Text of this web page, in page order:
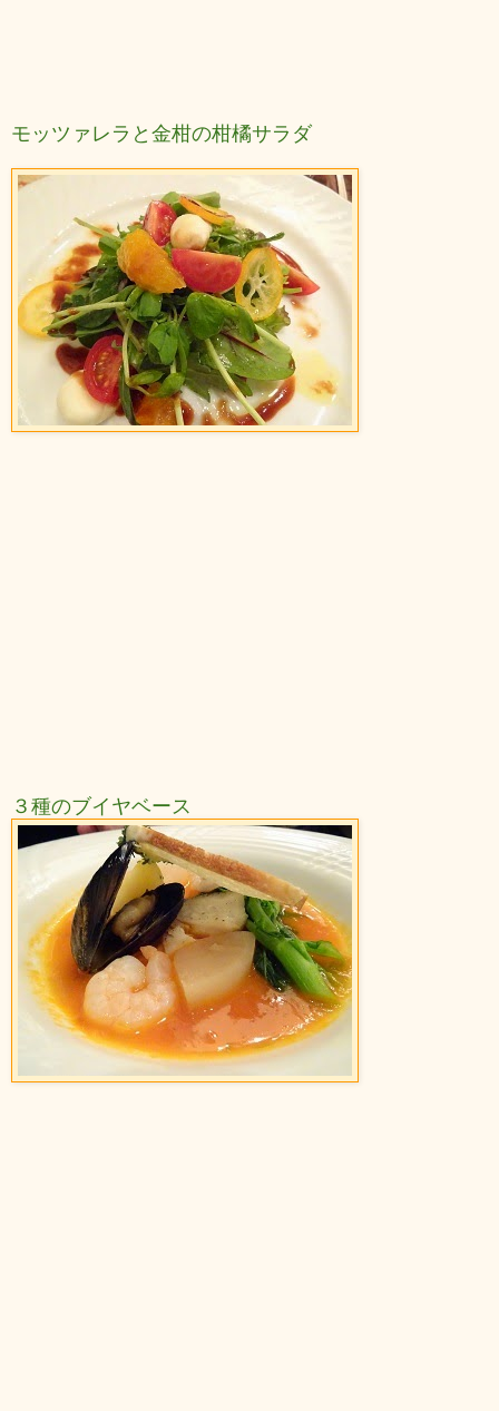
モッツァレラと金柑の柑橘サラダ
３種のブイヤベース